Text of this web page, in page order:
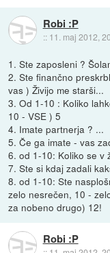
Robi :P
:: 11. maj 2012,
1. Ste zaposleni ?
2. Ste finančno
vas ) Živijo me starši...
3. Od 1-10 : Koliko
10 - VSE ) 5
4. Imate partnerja ? ...
5. Če ga imate - vas
6. od 1-10: Koliko se v
7. Ste si kdaj zadali
8. od 1-10: Ste
zelo nesrečen, 10 -
za nobeno drugo) 12!
Robi :P